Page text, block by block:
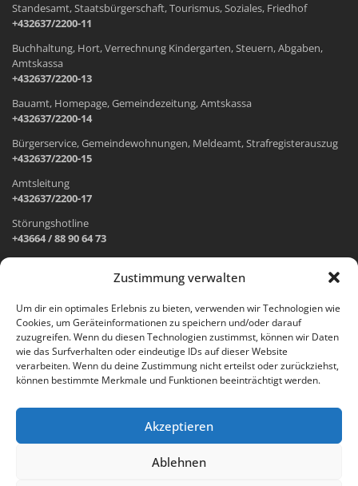
Zustimmung verwalten
Um dir ein optimales Erlebnis zu bieten, verwenden wir Technologien wie
Cookies, um Geräteinformationen zu speichern und/oder darauf
zuzugreifen. Wenn du diesen Technologien zustimmst, können wir Daten
wie das Surfverhalten oder eindeutige IDs auf dieser Website
verarbeiten. Wenn du deine Zustimmung nicht erteilst oder zurückziehst,
können bestimmte Merkmale und Funktionen beeinträchtigt werden.
Akzeptieren
Ablehnen
Standesamt, Staatsbürgerschaft, Tourismus, Soziales, Friedhof
+432637/2200-11
Buchhaltung, Hort, Verrechnung Kindergarten, Steuern, Abgaben,
Amtskassa
+432637/2200-13
Bauamt, Homepage, Gemeindezeitung, Amtskassa
+432637/2200-14
Bürgerservice, Gemeindewohnungen, Meldeamt, Strafregisterauszug
+432637/2200-15
Amtsleitung
+432637/2200-17
Störungshotline
+43664 / 88 90 64 73
Wr. Neustädter Straße 1
2733 Grünbach am Schneeberg
Öffnungszeiten Gemeindeamt:
Montag: 8.00 – 12.00 Uhr und 14.00 – 18.00 Uhr
Freitag: 8.00 – 12.00 Uhr
Email: